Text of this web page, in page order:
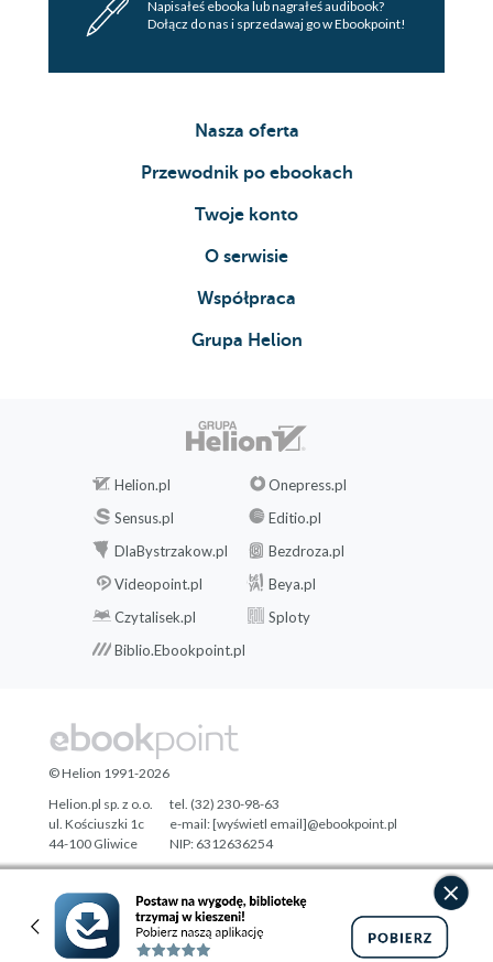
Napisałeś ebooka lub nagrałeś audibook?
Dołącz do nas i sprzedawaj go w Ebookpoint!
Nasza oferta
Przewodnik po ebookach
Twoje konto
O serwisie
Współpraca
Grupa Helion
Helion.pl
Onepress.pl
Sensus.pl
Editio.pl
DlaBystrzakow.pl
Bezdroza.pl
Videopoint.pl
Beya.pl
Czytalisek.pl
Sploty
Biblio.Ebookpoint.pl
Designed with ♥ byTonik.pl
© Helion 1991-2026
Helion.pl sp. z o.o.
ul. Kościuszki 1c
44-100 Gliwice
tel. (32) 230-98-63
e-mail:[wyświetl email]@ebookpoint.pl
NIP: 6312636254
Regon: 241989027
Pełna wersja strony »